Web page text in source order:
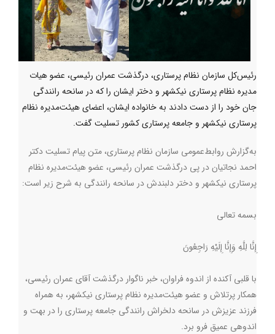
رئیس‌کل سازمان نظام پرستاری، درگذشت عمران رئیسی، عضو هیات
مدیره نظام پرستاری نیکشهر و دختر ایشان را که در سانحه رانندگی
جان خود را از دست دادند به خانواده ایشان، اعضای هیئت‌مدیره‌ نظام
پرستاری نیکشهر و جامعه پرستاری کشور تسلیت گفت.
به‌گزارش روابط‌عمومی سازمان نظام پرستاری، متن پیام تسلیت دکتر
احمد نجاتیان در پی درگذشت عمران رئیسی، عضو هیئت‌مدیره نظام
پرستاری نیکشهر و دختر دلبندش در سانحه رانندگی به شرح زیر است:
بسمه تعالی
إِنَّا لِلَّهِ وَإِنَّا إِلَیْهِ رَاجِعُونَ
با قلبی آکنده از اندوه فراوان، خبر ناگوار درگذشت آقای عمران رئیسی،
همکار پرتلاش و عضو هیئت‌مدیره نظام پرستاری نیکشهر، به همراه
فرزند عزیزش در سانحه دلخراش رانندگی جامعه پرستاری را در بهت و
اندوهی عمیق فرو برد.